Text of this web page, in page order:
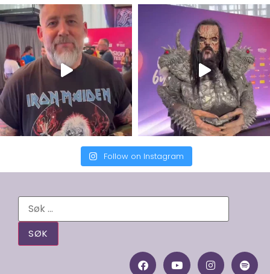
Follow on Instagram